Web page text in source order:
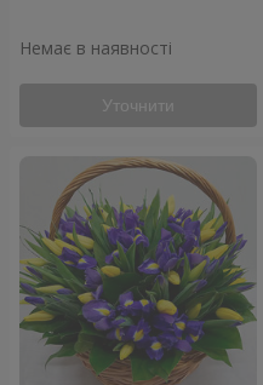
Немає в наявності
Уточнити